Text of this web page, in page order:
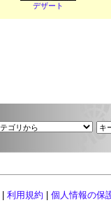
デザート
利用規約 個人情報の保